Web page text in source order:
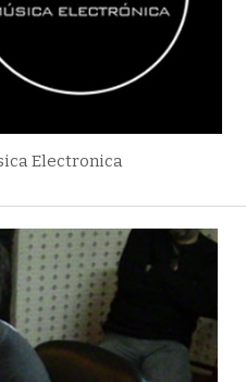
Electronica